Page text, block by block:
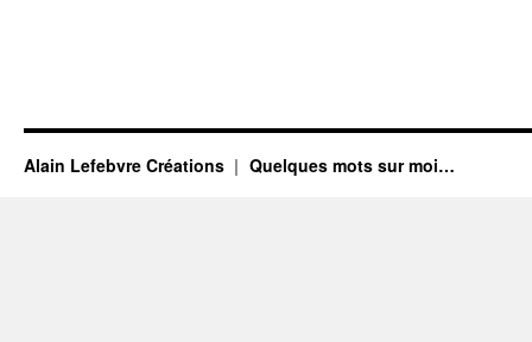
Alain Lefebvre Créations Quelques mots sur moi…